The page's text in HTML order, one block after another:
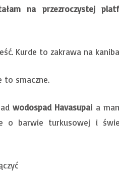
na przezroczystej
Kurde to zakrawa na
to smaczne.
wodospad Havasupai a
o barwie turkusowej i